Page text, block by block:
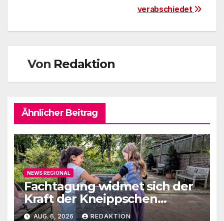
verabschiedet
Von Redaktion
Ähnlicher Beitrag
NEWS REGIONAL
Fachtagung widmet sich der
Kraft der Kneippschen
Elemente
AUG. 6, 2026 REDAKTION